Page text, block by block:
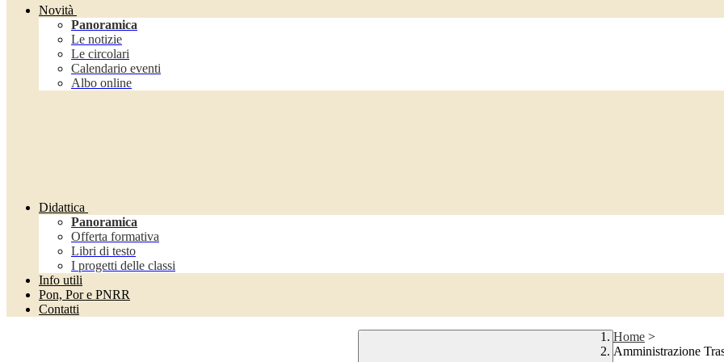
Novità
Panoramica
Le notizie
Le circolari
Calendario eventi
Albo online
Didattica
Panoramica
Offerta formativa
Libri di testo
I progetti delle classi
Info utili
Pon, Por e PNRR
Contatti
Home >
Amministrazione